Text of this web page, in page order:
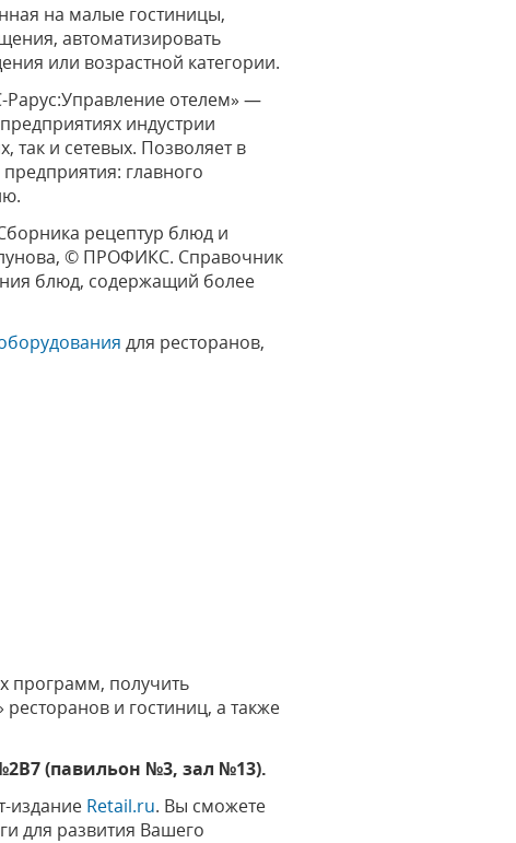
на малые гостиницы,
автоматизировать
или возрастной категории.
Рарус:Управление отелем» —
индустрии
так и сетевых. Позволяет в
главного
рецептур блюд и
© ПРОФИКС. Справочник
блюд, содержащий более
для ресторанов,
программ, получить
и гостиниц, а также
(павильон №3, зал №13).
издание Retail.ru. Вы сможете
для развития Вашего